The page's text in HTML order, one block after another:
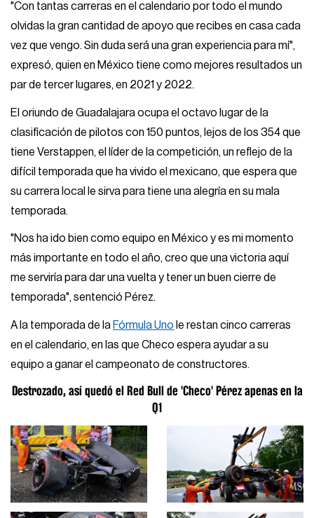
"Con tantas carreras en el calendario por todo el mundo
olvidas la gran cantidad de apoyo que recibes en casa cada
vez que vengo. Sin duda será una gran experiencia para mí",
expresó, quien en México tiene como mejores resultados un
par de tercer lugares, en 2021 y 2022.
El oriundo de Guadalajara ocupa el octavo lugar de la
clasificación de pilotos con 150 puntos, lejos de los 354 que
tiene Verstappen, el líder de la competición, un reflejo de la
difícil temporada que ha vivido el mexicano, que espera que
su carrera local le sirva para tiene una alegría en su mala
temporada.
"Nos ha ido bien como equipo en México y es mi momento
más importante en todo el año, creo que una victoria aquí
me serviría para dar una vuelta y tener un buen cierre de
temporada", sentenció Pérez.
A la temporada de la Fórmula Uno le restan cinco carreras
en el calendario, en las que Checo espera ayudar a su
equipo a ganar el campeonato de constructores.
Destrozado, así quedó el Red Bull de 'Checo' Pérez apenas en la
Q1